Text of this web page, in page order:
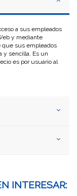
a sus empleados
y mediante
que sus empleados
y sencilla. Es un
es por usuario al
INTERESAR: